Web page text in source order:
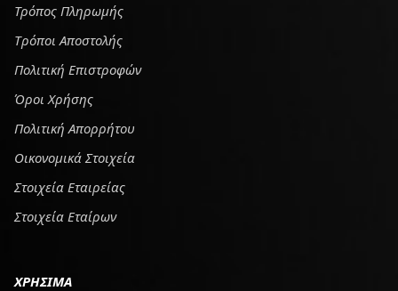
Τρόπος Πληρωμής
Tρόποι Αποστολής
Πολιτική Επιστροφών
Όροι Χρήσης
Πολιτική Απορρήτου
Οικονομικά Στοιχεία
Στοιχεία Εταιρείας
Στοιχεία Εταίρων
ΧΡΗΣΙΜΑ